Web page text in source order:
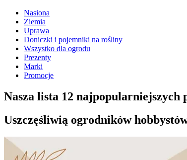
Nasiona
Ziemia
Uprawa
Doniczki i pojemniki na rośliny
Wszystko dla ogrodu
Prezenty
Marki
Promocje
Nasza lista 12 najpopularniejszych
Uszczęśliwią ogrodników